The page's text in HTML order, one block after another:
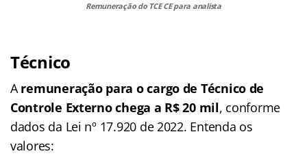
Remuneração do TCE CE para analista
Técnico
A remuneração para o cargo de Técnico de
Controle Externo chega a R$ 20 mil, conforme
dados da Lei nº 17.920 de 2022. Entenda os
valores: